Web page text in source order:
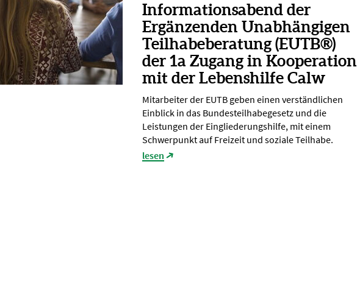
Informationsabend der
Ergänzenden Unabhängigen
Teilhabeberatung (EUTB®)
der 1a Zugang in Kooperation
mit der Lebenshilfe Calw
Mitarbeiter der EUTB geben einen verständlichen
Einblick in das Bundesteilhabegesetz und die
Leistungen der Eingliederungshilfe, mit einem
Schwerpunkt auf Freizeit und soziale Teilhabe.
lesen